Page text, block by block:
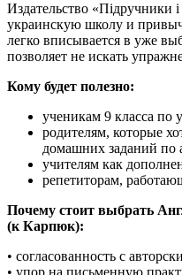
Издательство «Підручники
украинскую школу и
легко вписывается в уже
позволяет не искать
Кому будет полезно:
ученикам 9 класса
родителям, которые
домашних заданий по
учителям как
репетиторам,
Почему стоит выбрать
(к Карпюк):
• согласованность с